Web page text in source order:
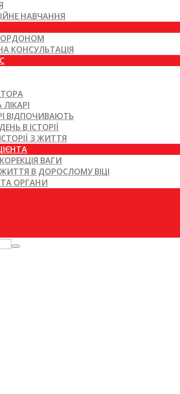
НАВЧАННЯ
КОНСУЛЬТАЦІЯ
ВІДПОЧИВАЮТЬ
ДЕНЬ В ІСТОРІЇ
ІСТОРІЇ З ЖИТТЯ
ВАГИ
В ДОРОСЛОМУ ВІЦІ
ОРГАНИ